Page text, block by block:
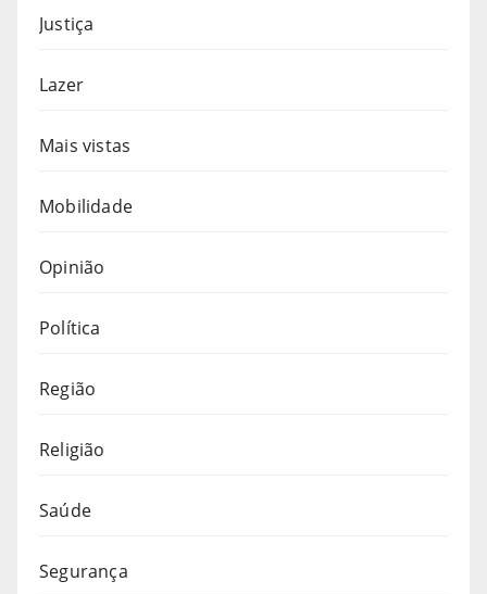
Justiça
Lazer
Mais vistas
Mobilidade
Opinião
Política
Região
Religião
Saúde
Segurança